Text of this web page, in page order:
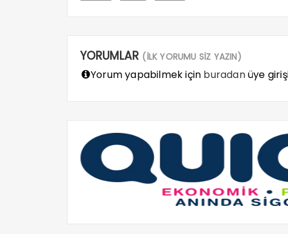
YORUMLAR (İLK YORUMU SİZ YAZIN)
Yorum yapabilmek için buradanüye girişi